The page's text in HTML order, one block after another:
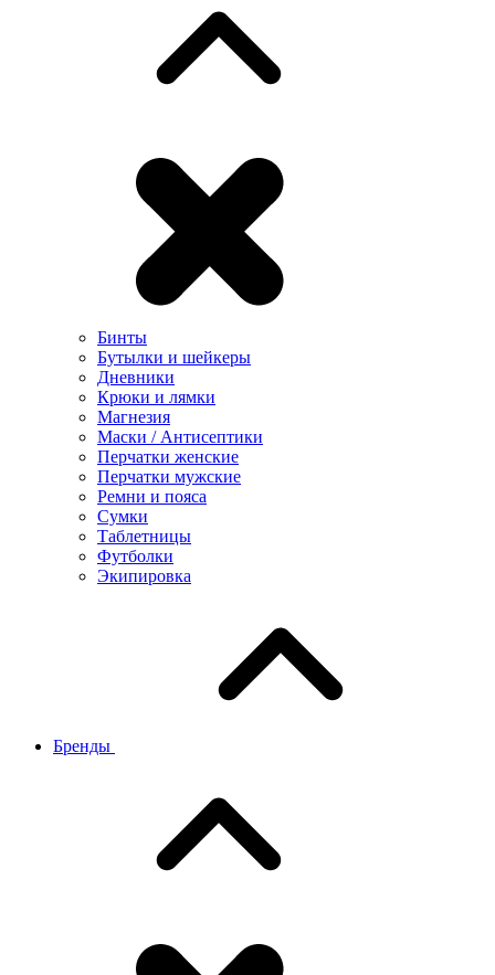
Бинты
Бутылки и шейкеры
Дневники
Крюки и лямки
Магнезия
Маски / Антисептики
Перчатки женские
Перчатки мужские
Ремни и пояса
Сумки
Таблетницы
Футболки
Экипировка
Бренды